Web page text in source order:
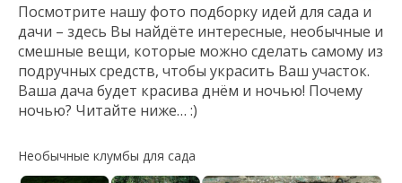
Посмотрите нашу фото подборку идей для сада и
дачи – здесь Вы найдёте интересные, необычные и
смешные вещи, которые можно сделать самому из
подручных средств, чтобы украсить Ваш участок.
Ваша дача будет красива днём и ночью! Почему
ночью? Читайте ниже… :)
Необычные клумбы для сада